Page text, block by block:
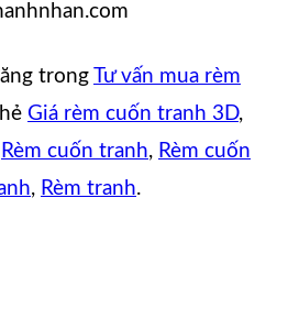
trong Tư vấn mua rèm
Giá rèm cuốn tranh 3D,
Rèm cuốn tranh, Rèm cuốn
, Rèm tranh.